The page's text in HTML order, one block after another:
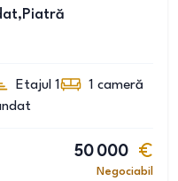
Etajul 1 1 cameră
50 000
Negociabil